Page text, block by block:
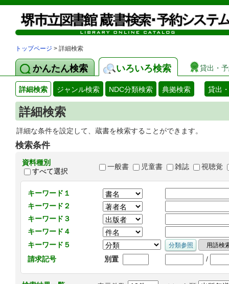
トップページ > 詳細検索
かんたん検索 いろいろ検索 貸出・
詳細検索 ジャンル検索 NDC分類検索 典拠検索 貸出
詳細検索
詳細な条件を設定して、蔵書を検索することができます。
検索条件
資料種別
すべて選択
一般書 児童書 雑誌 視聴覚
キーワード１
キーワード２
キーワード３
キーワード４
キーワード５
請求記号
別置 /